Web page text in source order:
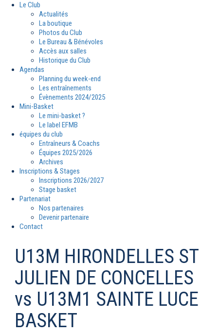
Le Club
Actualités
La boutique
Photos du Club
Le Bureau & Bénévoles
Accès aux salles
Historique du Club
Agendas
Planning du week-end
Les entraînements
Évènements 2024/2025
Mini-Basket
Le mini-basket ?
Le label EFMB
équipes du club
Entraîneurs & Coachs
Équipes 2025/2026
Archives
Inscriptions & Stages
Inscriptions 2026/2027
Stage basket
Partenariat
Nos partenaires
Devenir partenaire
Contact
U13M HIRONDELLES ST
JULIEN DE CONCELLES
vs U13M1 SAINTE LUCE
BASKET